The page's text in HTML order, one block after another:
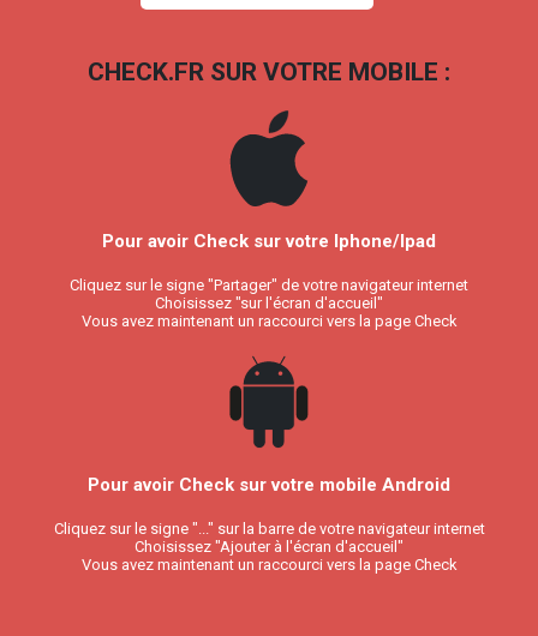
CHECK.FR SUR VOTRE MOBILE :
Pour avoir Check sur votre Iphone/Ipad
Cliquez sur le signe "Partager" de votre navigateur internet
Choisissez "sur l'écran d'accueil"
Vous avez maintenant un raccourci vers la page Check
Pour avoir Check sur votre mobile Android
Cliquez sur le signe "..." sur la barre de votre navigateur internet
Choisissez "Ajouter à l'écran d'accueil"
Vous avez maintenant un raccourci vers la page Check